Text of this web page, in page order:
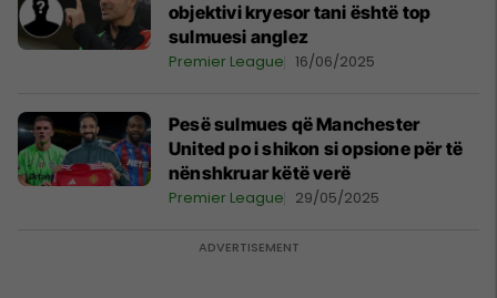
objektivi kryesor tani është top
sulmuesi anglez
Premier League 16/06/2025
Pesë sulmues që Manchester
United po i shikon si opsione për të
nënshkruar këtë verë
Premier League 29/05/2025